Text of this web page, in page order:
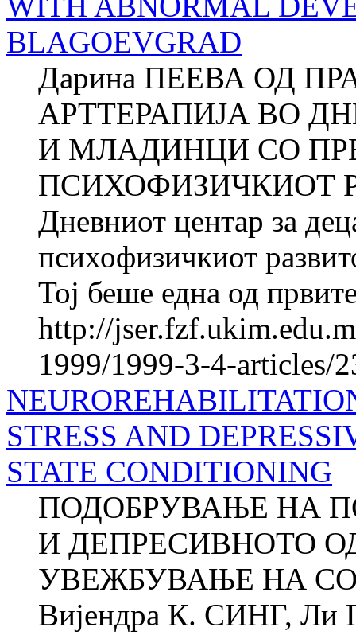
BLAGOEVGRAD
Дарина ПЕЕВА ОД
АРТТЕРАПИЈА ВО
И МЛАДИНЦИ СО
ПСИХОФИЗИЧКИОТ
Дневниот центар за
психофизичкиот
Тој беше една од
http://
1999/1999-3-4-articles/
STRESS AND
STATE CONDITIONING
ПОДОБРУВАЊЕ НА
И ДЕПРЕСИВНОТО
УВЕЖБУВАЊЕ НА
Вијендра К. СИНГ, Ли